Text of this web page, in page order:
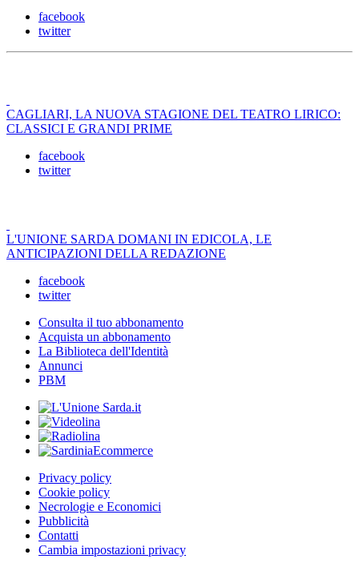
facebook
twitter
CAGLIARI, LA NUOVA STAGIONE DEL TEATRO LIRICO:
CLASSICI E GRANDI PRIME
facebook
twitter
L'UNIONE SARDA DOMANI IN EDICOLA, LE
ANTICIPAZIONI DELLA REDAZIONE
facebook
twitter
Consulta il tuo abbonamento
Acquista un abbonamento
La Biblioteca dell'Identità
Annunci
PBM
Privacy policy
Cookie policy
Necrologie e Economici
Pubblicità
Contatti
Cambia impostazioni privacy